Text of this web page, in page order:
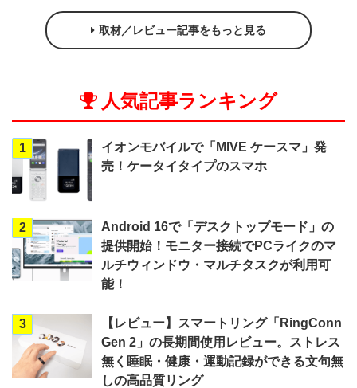
取材／レビュー記事をもっと見る
人気記事ランキング
1
イオンモバイルで「MIVE ケースマ」発
売！ケータイタイプのスマホ
2
Android 16で「デスクトップモード」の
提供開始！モニター接続でPCライクのマ
ルチウィンドウ・マルチタスクが利用可
能！
3
【レビュー】スマートリング「RingConn
Gen 2」の長期間使用レビュー。ストレス
無く睡眠・健康・運動記録ができる文句無
しの高品質リング